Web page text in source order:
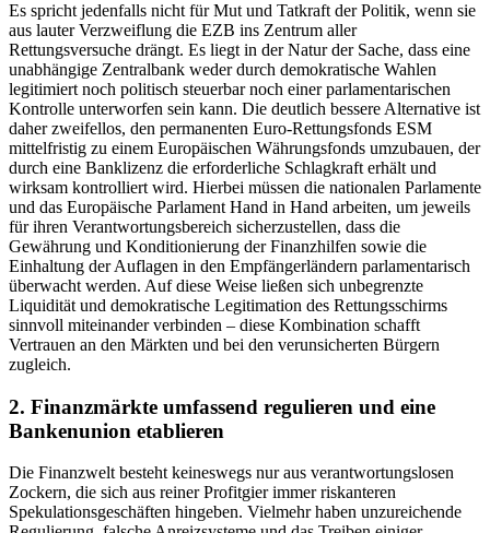
Es spricht jedenfalls nicht für Mut und Tatkraft der Politik, wenn sie
aus lauter Verzweiflung die EZB ins Zentrum aller
Rettungsversuche drängt. Es liegt in der Natur der Sache, dass eine
unabhängige Zentralbank weder durch demokratische Wahlen
legitimiert noch politisch steuerbar noch einer parlamentarischen
Kontrolle unterworfen sein kann. Die deutlich bessere Alternative ist
daher zweifellos, den permanenten Euro-Rettungsfonds ESM
mittelfristig zu einem Europäischen Währungsfonds umzubauen, der
durch eine Banklizenz die erforderliche Schlagkraft erhält und
wirksam kontrolliert wird. Hierbei müssen die nationalen Parlamente
und das Europäische Parlament Hand in Hand arbeiten, um jeweils
für ihren Verantwortungsbereich sicherzustellen, dass die
Gewährung und Konditionierung der Finanzhilfen sowie die
Einhaltung der Auflagen in den Empfängerländern parlamentarisch
überwacht werden. Auf diese Weise ließen sich unbegrenzte
Liquidität und demokratische Legitimation des Rettungsschirms
sinnvoll miteinander verbinden – diese Kombination schafft
Vertrauen an den Märkten und bei den verunsicherten Bürgern
zugleich.
2. Finanzmärkte umfassend regulieren und eine
Bankenunion etablieren
Die Finanzwelt besteht keineswegs nur aus verantwortungslosen
Zockern, die sich aus reiner Profitgier immer riskanteren
Spekulationsgeschäften hingeben. Vielmehr haben unzureichende